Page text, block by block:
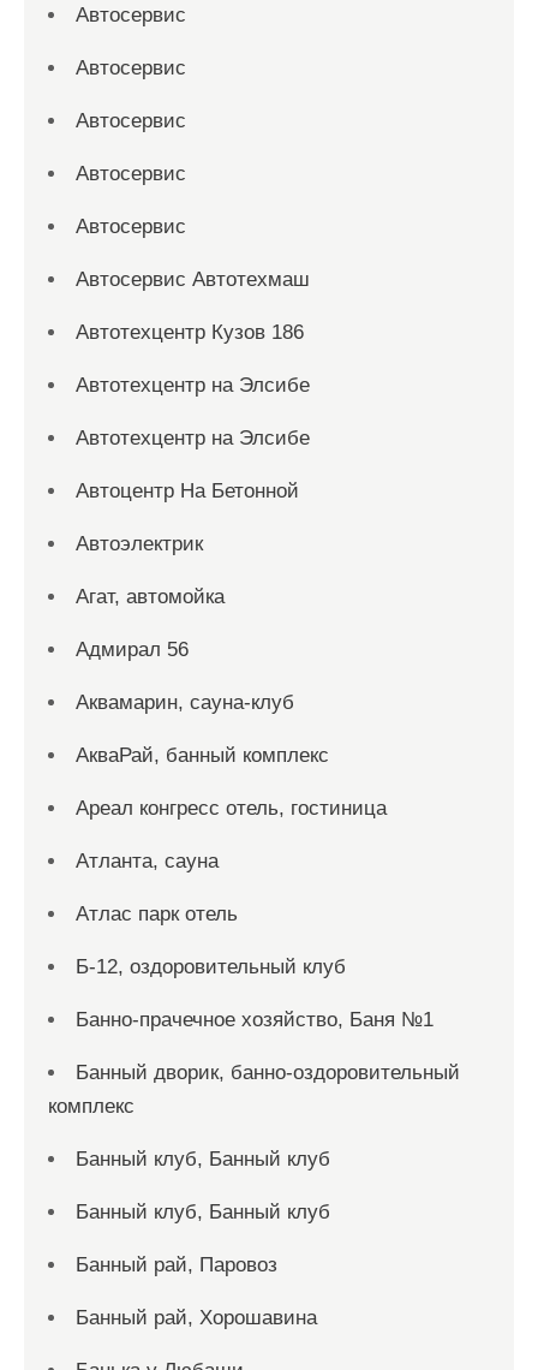
Автосервис
Автосервис
Автосервис
Автосервис
Автосервис
Автосервис Автотехмаш
Автотехцентр Кузов 186
Автотехцентр на Элсибе
Автотехцентр на Элсибе
Автоцентр На Бетонной
Автоэлектрик
Агат, автомойка
Адмирал 56
Аквамарин, сауна-клуб
АкваРай, банный комплекс
Ареал конгресс отель, гостиница
Атланта, сауна
Атлас парк отель
Б-12, оздоровительный клуб
Банно-прачечное хозяйство, Баня №1
Банный дворик, банно-оздоровительный
комплекс
Банный клуб, Банный клуб
Банный клуб, Банный клуб
Банный рай, Паровоз
Банный рай, Хорошавина